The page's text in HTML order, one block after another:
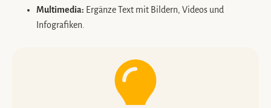
Multimedia: Ergänze Text mit Bildern, Videos und
Infografiken.